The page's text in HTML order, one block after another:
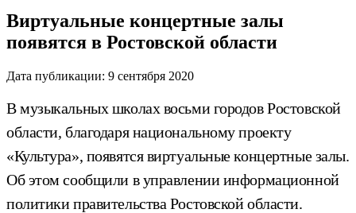
Виртуальные концертные залы
появятся в Ростовской области
Дата публикации: 9 сентября 2020
В музыкальных школах восьми городов Ростовской
области, благодаря национальному проекту
«Культура», появятся виртуальные концертные залы.
Об этом сообщили в управлении информационной
политики правительства Ростовской области.